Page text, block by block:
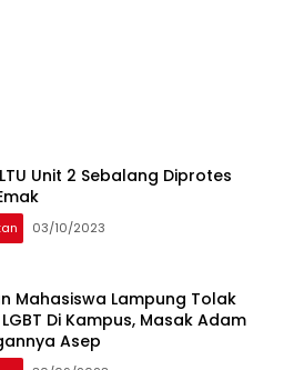
Unit 2 Sebalang Diprotes
03/10/2023
Mahasiswa Lampung Tolak
Di Kampus, Masak Adam
Asep